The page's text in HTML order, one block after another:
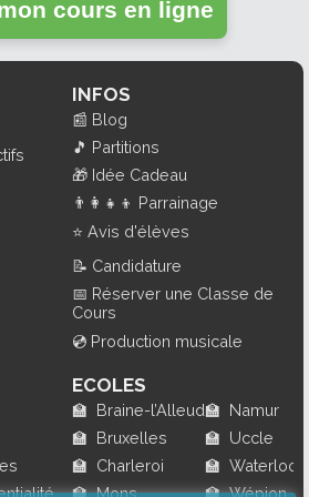
cours en ligne
INFOS
📰 Blog
🎵 Partitions
🎁 Idée Cadeau
👨‍👩‍👧‍👦 Parrainage
⭐ Avis d'élèves
📝 Candidature
📅 Réserver une Classe de
Cours
💿 Production musicale
ECOLES
🏫 Braine-l’Alleud
🏫 Bruxelles
🏫 Charleroi
🏫 Mons
🏫 Namur
🏫 Uccle
🏫 Waterloo
🏫 Wépion